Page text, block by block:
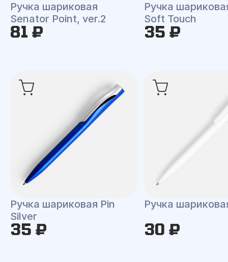
Ручка шариковая
Senator Point, ver.2
81 ₽
Ручка
Soft Touch
35 ₽
Ручка шариковая Pin
Silver
35 ₽
Ручка
30 ₽